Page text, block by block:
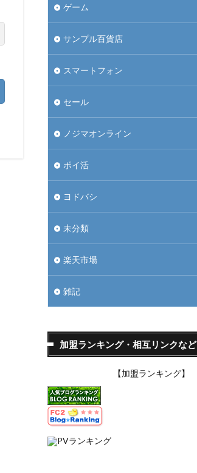
ゲーム
サンプル百貨店
スマートフォン
セール
ノジマオンライン
ポイ活
ヨドバシ
未分類
楽天市場
雑記
加盟ランキング・相互リンクなど
【加盟ランキング】